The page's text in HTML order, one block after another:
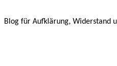
Blog für Aufklärung, Widerstand